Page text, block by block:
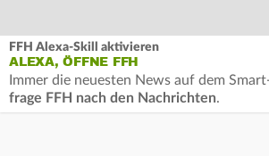
FFH Alexa-Skill aktivieren
ALEXA, ÖFFNE FFH
Immer die neuesten News auf dem
frage FFH nach den Nachrichten.